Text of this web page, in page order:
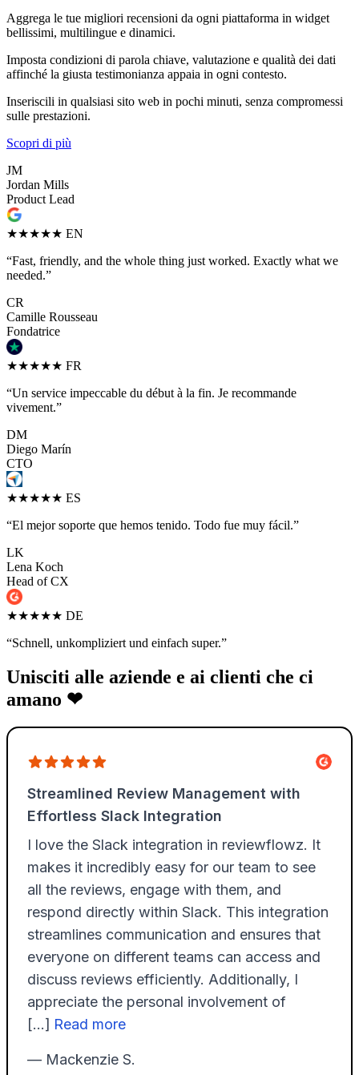
Aggrega le tue migliori recensioni da ogni piattaforma in widget
bellissimi, multilingue e dinamici.
Imposta condizioni di parola chiave, valutazione e qualità dei dati
affinché la giusta testimonianza appaia in ogni contesto.
Inseriscili in qualsiasi sito web in pochi minuti, senza compromessi
sulle prestazioni.
Scopri di più
JM
Jordan Mills
Product Lead
★★★★★ EN
“Fast, friendly, and the whole thing just worked. Exactly what we
needed.”
CR
Camille Rousseau
Fondatrice
★★★★★ FR
“Un service impeccable du début à la fin. Je recommande
vivement.”
DM
Diego Marín
CTO
★★★★★ ES
“El mejor soporte que hemos tenido. Todo fue muy fácil.”
LK
Lena Koch
Head of CX
★★★★★ DE
“Schnell, unkompliziert und einfach super.”
Unisciti alle aziende e ai clienti che ci
amano ❤